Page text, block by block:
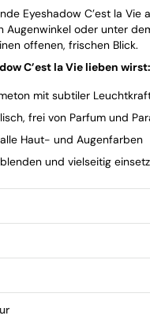
Eyeshadow C’est la Vie
Augenwinkel oder unter
offenen, frischen Blick.
C’est la Vie lieben wirst:
mit subtiler
frei von Parfum und
Haut- und Augenfarben
und vielseitig